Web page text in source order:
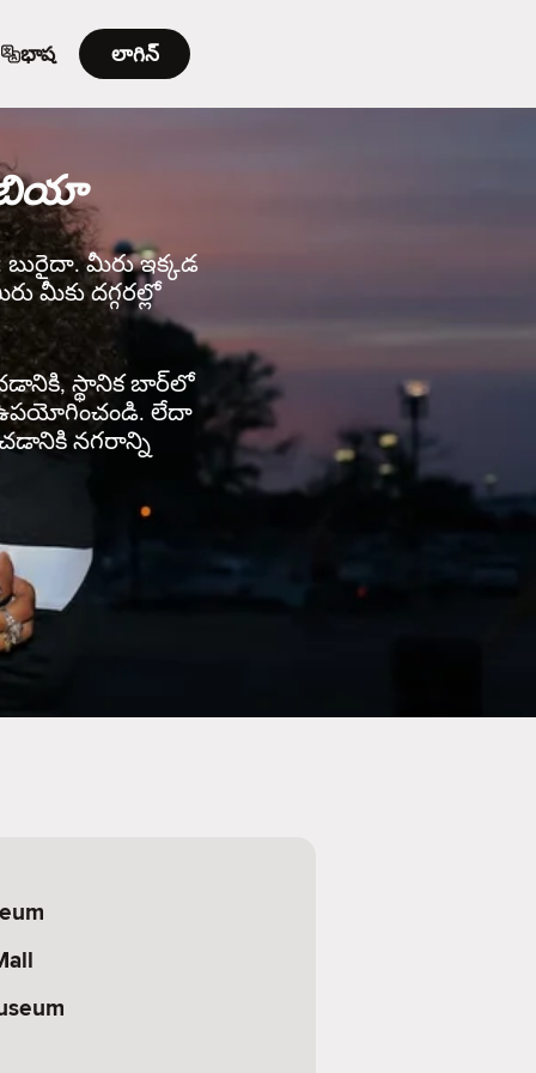
భాష లాగిన్
బురైదా. మీరు ఇక్కడ
మీకు దగ్గరల్లో
స్థానిక బార్‌లో
ఉపయోగించండి. లేదా
నగరాన్ని